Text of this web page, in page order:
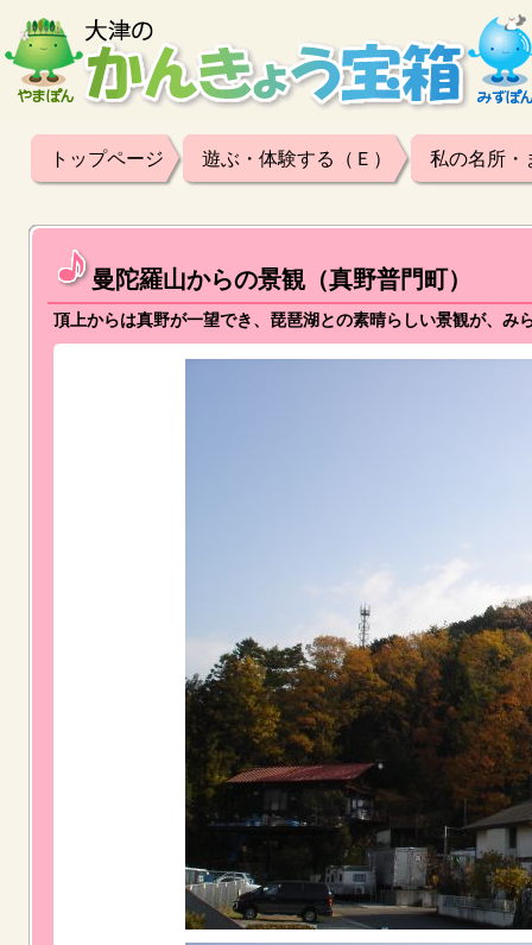
トップページ 遊ぶ・体験する（Ｅ） 私の名所・
曼陀羅山からの景観（真野普門町）
頂上からは真野が一望でき、琵琶湖との素晴らしい景観が、